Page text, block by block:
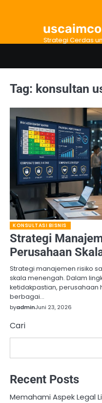
Strategi Cerdas
Tag: konsultan
KONSULTASI BISNIS
Strategi
Perusahaan
Strategi manajemen risiko
skala menengah. Dalam
ketidakpastian, perusahaan
berbagai…
byadminJuni 23, 2026
Cari
Recent Posts
Memahami Aspek Legal